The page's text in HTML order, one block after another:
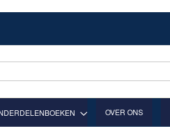
OVER ONS